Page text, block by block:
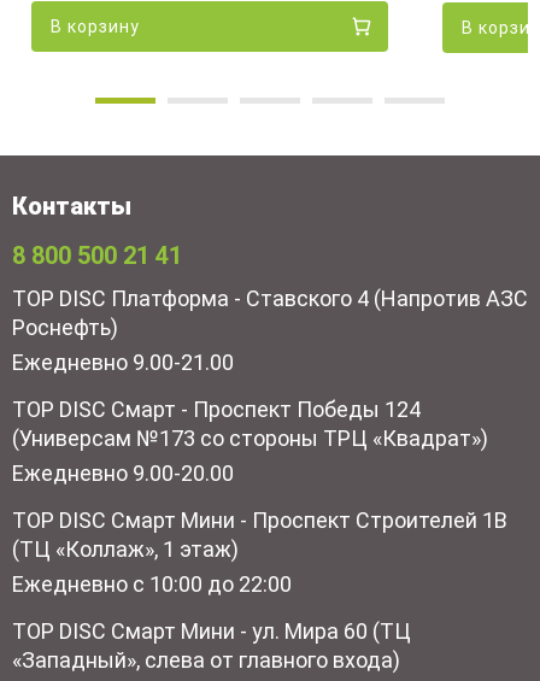
В корзину В
Контакты
8 800 500 21 41
TOP DISC Платформа - Ставского 4 (Напротив АЗС
Роснефть)
Ежедневно 9.00-21.00
TOP DISC Смарт - Проспект Победы 124
(Универсам №173 со стороны ТРЦ «Квадрат»)
Ежедневно 9.00-20.00
TOP DISC Смарт Мини - Проспект Строителей 1В
(ТЦ «Коллаж», 1 этаж)
Ежедневно с 10:00 до 22:00
TOP DISC Смарт Мини - ул. Мира 60 (ТЦ
«Западный», слева от главного входа)